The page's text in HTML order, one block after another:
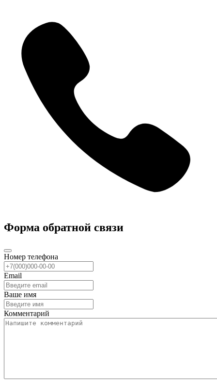
Форма обратной связи
Номер телефона
Email
Ваше имя
Комментарий